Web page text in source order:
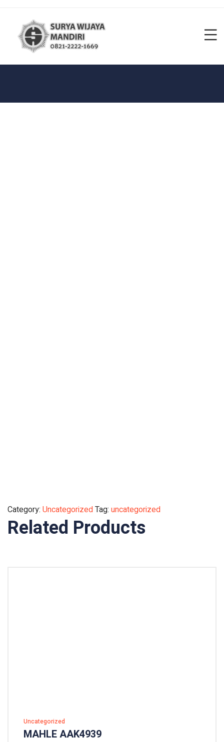
Category: UncategorizedTag: uncategorized
Related Products
Uncategorized
MAHLE AAK4939